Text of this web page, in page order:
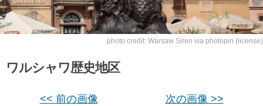
photo credit: Warsaw Siren via photopin (license)
ワルシャワ歴史地区
<< 前の画像 次の画像 >>